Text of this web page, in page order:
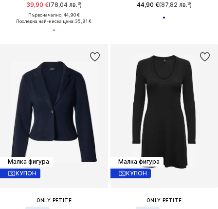
39,90 €(78,04 лв.³)
Първоначално: 44,90 €
Последна най-ниска цена:35,91 €
44,90 €(87,82 лв.³)
Малка фигура
КУПОН
ONLY PETITE
Малка фигура
КУПОН
ONLY PETITE